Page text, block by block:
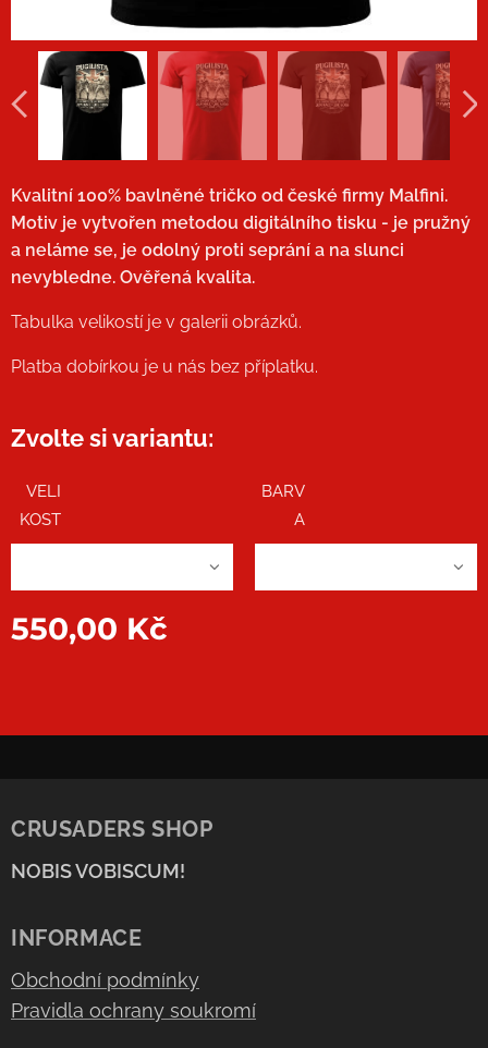
Kvalitní 100% bavlněné tričko od české firmy Malfini.
Motiv je vytvořen metodou digitálního tisku - je pružný
a neláme se, je odolný proti seprání a na slunci
nevybledne. Ověřená kvalita.
Tabulka velikostí je v galerii obrázků.
Platba dobírkou je u nás bez příplatku.
Zvolte si variantu:
VELI
KOST
BARV
A
550,00 Kč
CRUSADERS SHOP
NOBIS VOBISCUM!
INFORMACE
Obchodní podmínky
Pravidla ochrany soukromí